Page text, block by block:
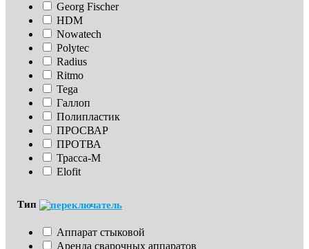
Georg Fischer
HDM
Nowatech
Polytec
Radius
Ritmo
Tega
Галлоп
Полипластик
ПРОСВАР
ПРОТВА
Трасса-М
Elofit
Тип
Аппарат стыковой
Аренда сварочных аппаратов